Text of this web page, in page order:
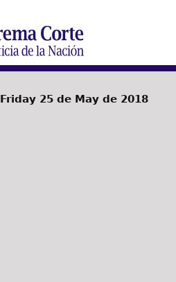
Friday 25 de May de 2018